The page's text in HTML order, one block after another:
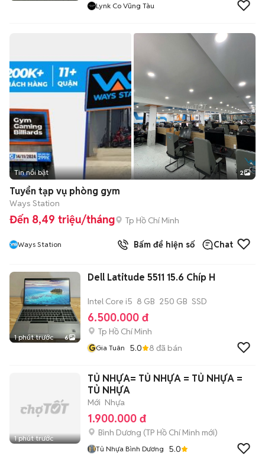
Lynk Co Vũng Tàu
Tin nổi bật 2
Tuyển tạp vụ phòng gym
Ways Station
Đến 8,49 triệu/tháng Tp Hồ Chí Minh
Ways Station Bấm để hiện số Chat
1 phút trước 6
Dell Latitude 5511 15.6 Chíp H
Intel Core i5 8 GB 250 GB SSD
6.500.000 đ
Tp Hồ Chí Minh
GGia Tuân 5.0 8 đã bán
1 phút trước
TỦ NHỰA= TỦ NHỰA = TỦ NHỰA =
TỦ NHỰA
Mới Nhựa
1.900.000 đ
Bình Dương (TP Hồ Chí Minh mới)
Tủ Nhựa Bình Dương 5.0